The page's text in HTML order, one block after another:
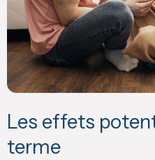
Les effets
terme